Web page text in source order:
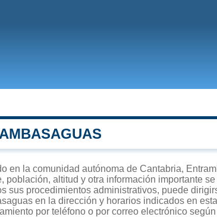
en la comunidad autónoma de Cantabria,
población, altitud y otra información importante
sus procedimientos administrativos, puede
en la dirección y horarios indicados en
por teléfono o por correo electrónico